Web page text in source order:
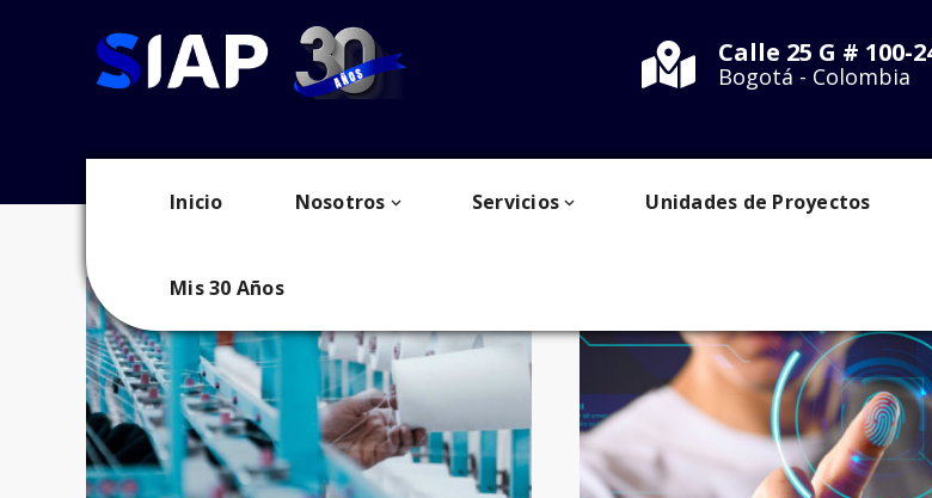
Calle 25 G # 100-
Bogotá - Colombia
Inicio Nosotros Servicios Unidades de Proyectos
Mis 30 Años
Projects